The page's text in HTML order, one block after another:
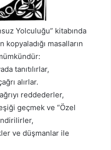
Yolculuğu” kitabında
masalların
tanıtılırlar,
alırlar.
reddederler,
geçmek ve “Özel
ve düşmanlar ile